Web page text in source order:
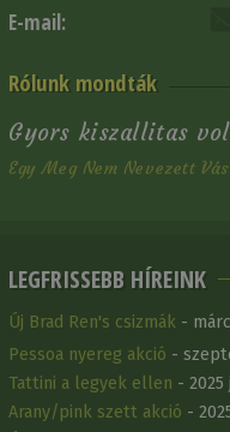
E-mail:
Rólunk mondták
Gyors kiszallitas
Egy Meg Nem Nevezett
LEGFRISSEBB HÍREINK
Új Brad Ren's csizmák -
Pessoa nyereg akció -
Tattini a legyek ellen - 2025
Arany/pink szett akció -